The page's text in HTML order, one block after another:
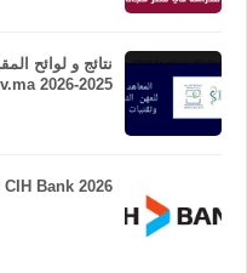
نتائج و لوائح
2026-2025
Bank 2026